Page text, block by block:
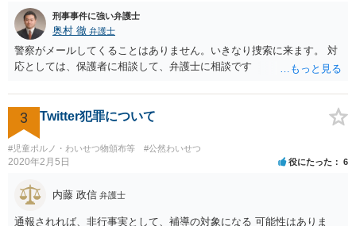
刑事事件に強い弁護士
奥村 徹 弁護士
警察がメールしてくることはありません。いきなり捜索に来ます。 対
応としては、保護者に相談して、弁護士に相談です
3 Twitter犯罪について
#児童ポルノ・わいせつ物頒布等 #公然わいせつ
2020年2月5日 役にたった 6
内藤 政信 弁護士
通報されれば、非行事実として、補導の対象になる 可能性はありま